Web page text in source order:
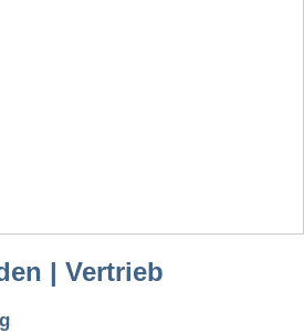
| Vertrieb